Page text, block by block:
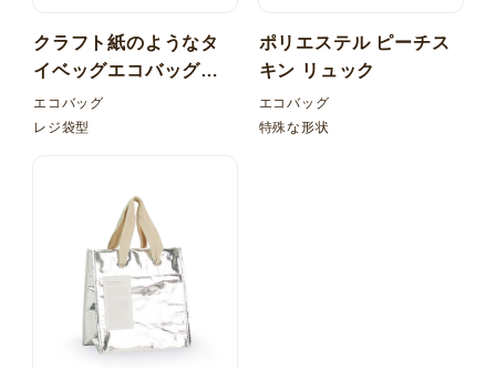
クラフト紙のようなタ
イベッグエコバッグ！
レジ型 内ポケット折り
たたみ
エコバッグ
レジ袋型
ポリエステル ピーチス
キン リュック
エコバッグ
特殊な形状